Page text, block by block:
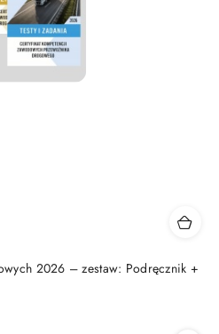
2026 – zestaw: Podręcznik +